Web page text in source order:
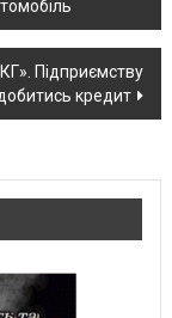
Підприємству
кредит